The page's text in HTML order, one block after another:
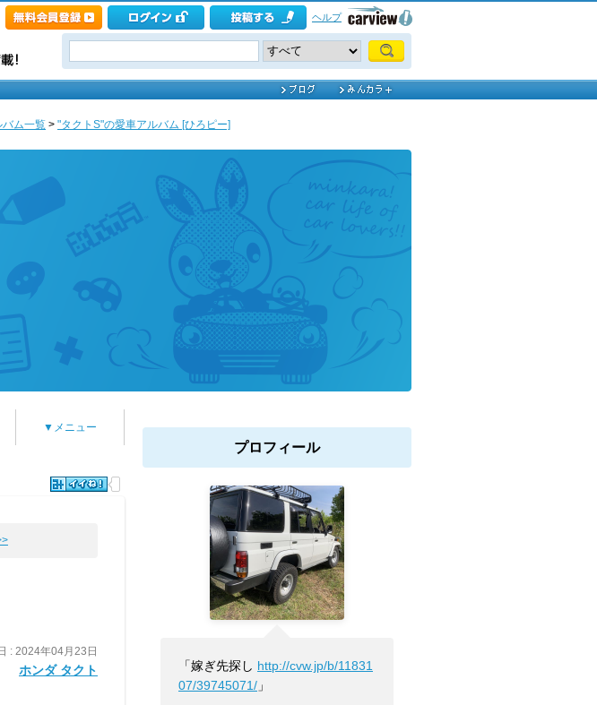
ヘルプ
バム一覧 > "タクトS"の愛車アルバム [ひろピー]
▼メニュー
: 2024年04月23日
ホンダ タクト
プロフィール
「嫁ぎ先探し http://cvw.jp/b/11831
07/39745071/ 」